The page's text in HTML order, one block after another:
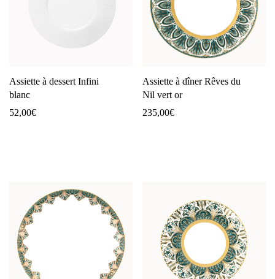
Assiette à dessert Infini
blanc
52,00€
Assiette à dîner Rêves du
Nil vert or
235,00€